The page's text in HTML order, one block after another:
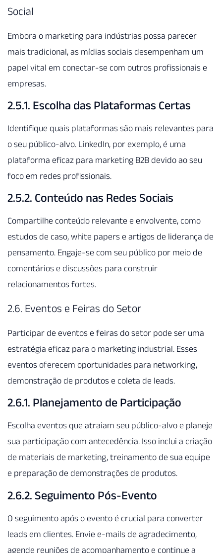
Social
Embora o marketing para indústrias possa parecer
mais tradicional, as mídias sociais desempenham um
papel vital em conectar-se com outros profissionais e
empresas.
2.5.1. Escolha das Plataformas Certas
Identifique quais plataformas são mais relevantes para
o seu público-alvo. LinkedIn, por exemplo, é uma
plataforma eficaz para marketing B2B devido ao seu
foco em redes profissionais.
2.5.2. Conteúdo nas Redes Sociais
Compartilhe conteúdo relevante e envolvente, como
estudos de caso, white papers e artigos de liderança de
pensamento. Engaje-se com seu público por meio de
comentários e discussões para construir
relacionamentos fortes.
2.6. Eventos e Feiras do Setor
Participar de eventos e feiras do setor pode ser uma
estratégia eficaz para o marketing industrial. Esses
eventos oferecem oportunidades para networking,
demonstração de produtos e coleta de leads.
2.6.1. Planejamento de Participação
Escolha eventos que atraiam seu público-alvo e planeje
sua participação com antecedência. Isso inclui a criação
de materiais de marketing, treinamento de sua equipe
e preparação de demonstrações de produtos.
2.6.2. Seguimento Pós-Evento
O seguimento após o evento é crucial para converter
leads em clientes. Envie e-mails de agradecimento,
agende reuniões de acompanhamento e continue a